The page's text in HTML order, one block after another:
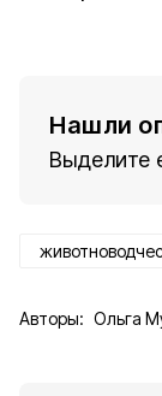
Нашли
Выделите
Авторы: Ольга